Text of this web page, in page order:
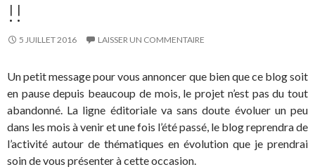
!!
5 JUILLET 2016 LAISSER UN COMMENTAIRE
Un petit message pour vous annoncer que bien que ce blog soit
en pause depuis beaucoup de mois, le projet n’est pas du tout
abandonné. La ligne éditoriale va sans doute évoluer un peu
dans les mois à venir et une fois l’été passé, le blog reprendra de
l’activité autour de thématiques en évolution que je prendrai
soin de vous présenter à cette occasion.